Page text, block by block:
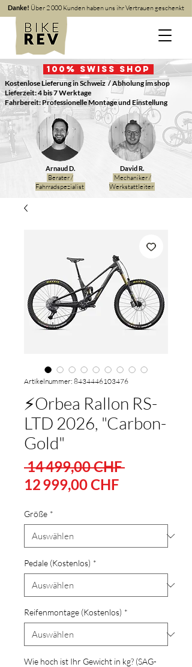
Danke! Über 2 000 Kunden haben uns ihr Vertrauen geschenkt
100 % Swiss Shop
Kostenlose Lieferung in Schweiz / Abholung im shop
Lieferzeit: 4 bis 7 Werktage
Fahrbereit: Professionelle Montage und Einstellung
Arnaud D.
Berater /
Fahrradspezialist
David R.
Mechaniker /
Werkstattleiter
Artikelnummer: 8434446103476
⚡Orbea Rallon RS-
LTD 2026, "Carbon-
Gold"
14 499,00 CHF
12 999,00 CHFSale-
Größe *
Pedale (Kostenlos) *
Reifenmontage (Kostenlos) *
Wie hoch ist Ihr Gewicht in kg? (SAG-